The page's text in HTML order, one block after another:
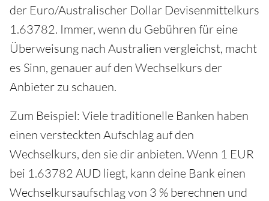
der Euro/Australischer Dollar Devisenmittelkurs
1.63782. Immer, wenn du Gebühren für eine
Überweisung nach Australien vergleichst, macht
es Sinn, genauer auf den Wechselkurs der
Anbieter zu schauen.
Zum Beispiel: Viele traditionelle Banken haben
einen versteckten Aufschlag auf den
Wechselkurs, den sie dir anbieten. Wenn 1 EUR
bei 1.63782 AUD liegt, kann deine Bank einen
Wechselkursaufschlag von 3 % berechnen und